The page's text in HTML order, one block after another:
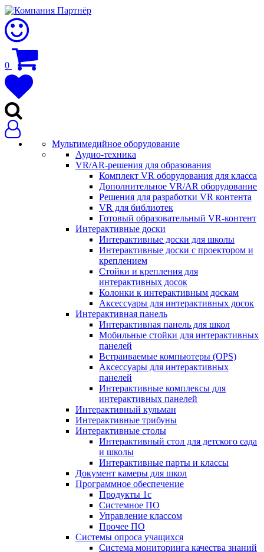
0
Мультимедийное оборудование
Аудио-техника
VR/AR-решения для образования
Комплект VR оборудования для класса
Дополнительное VR/AR оборудование
Решения для разработки VR контента
VR для библиотек
Готовый образовательный VR-контент
Интерактивные доски
Интерактивные доски для школы
Интерактивные доски с проектором и
креплением
Стойки и крепления для
интерактивных досок
Колонки к интерактивным доскам
Аксессуары для интерактивных досок
Интерактивная панель
Интерактивная панель для школ
Мобильные стойки для интерактивных
панелей
Встраиваемые компьютеры (OPS)
Аксессуары для интерактивных
панелей
Интерактивные комплексы для
интерактивных панелей
Интерактивный кульман
Интерактивные трибуны
Интерактивные столы
Интерактивный стол для детского сада
и школы
Интерактивные парты и классы
Документ камеры для школ
Программное обеспечение
Продукты 1с
Системное ПО
Управление классом
Прочее ПО
Системы опроса учащихся
Система мониторинга качества знаний